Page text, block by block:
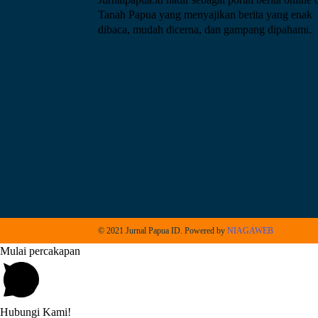
Tanah Papua yang menyajikan berita yang enak
dibaca, mudah dicerna, dan gampang dipahami.
© 2021 Jurnal Papua ID. Powered by NIAGAWEB
Mulai percakapan
Hubungi Kami!